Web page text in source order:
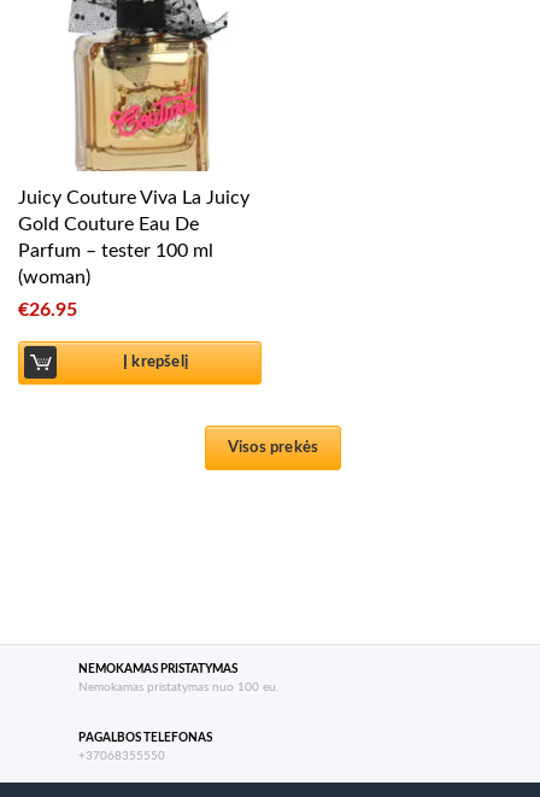
Juicy Couture Viva La Juicy
Gold Couture Eau De
Parfum – tester 100 ml
(woman)
€26.95
Į krepšelį
Visos prekės
NEMOKAMAS PRISTATYMAS
Nemokamas pristatymas nuo 100 eu.
PAGALBOS TELEFONAS
+37068355550